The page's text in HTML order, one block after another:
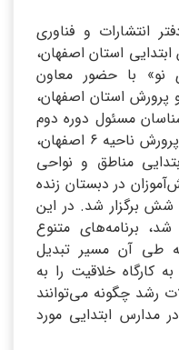
انتشارات و فناوری
استان اصفهان،
نو» با حضور معاون
پرورش استان اصفهان،
مسئول دوره دوم
ابتدایی اداره کل، مدیر آموزش و پرورش ناحیه ۶ اصفهان،
مناطق و نواحی
در دبستان زنده
شش برگزار شد. در این
ماه ۱۴۰۴ برگزار شد، برنامه‌های متنوع
طی آن مسیر تبدیل
کارگاه خلاقیت را به
رشد چگونه می‌توانند
مدارس ابتدایی مورد